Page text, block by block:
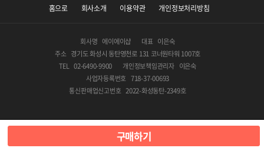
구매하기
홈으로 회사소개 이용약관 개인정보처리방침
회사명 에이에이샵 대표 이은숙
주소 경기도 화성시 동탄영천로 131 코너원타워 1007호
TEL 02-6490-9900 개인정보책임관리자 이은숙
사업자등록번호 718-37-00693
통신판매업신고번호 2022-화성동탄-2349호
COPYRIGHT © 2020 에이에이샵 ALL RIGHTS RESERVED.